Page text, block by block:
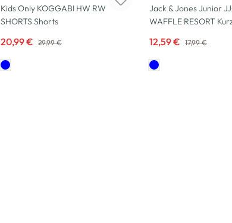
Kids Only KOGGABI HW RW
SHORTS Shorts
20,99 € 29,99 €
Jack & Jones Junior
WAFFLE RESORT
12,59 € 17,99 €